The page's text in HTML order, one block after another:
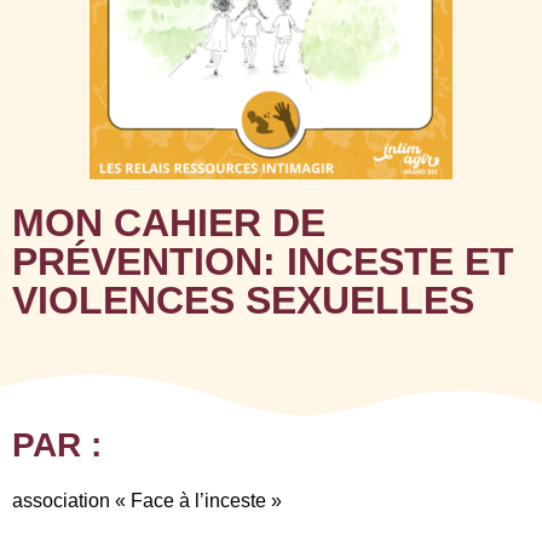
MON CAHIER DE
PRÉVENTION: INCESTE ET
VIOLENCES SEXUELLES
PAR :
association « Face à l’inceste »